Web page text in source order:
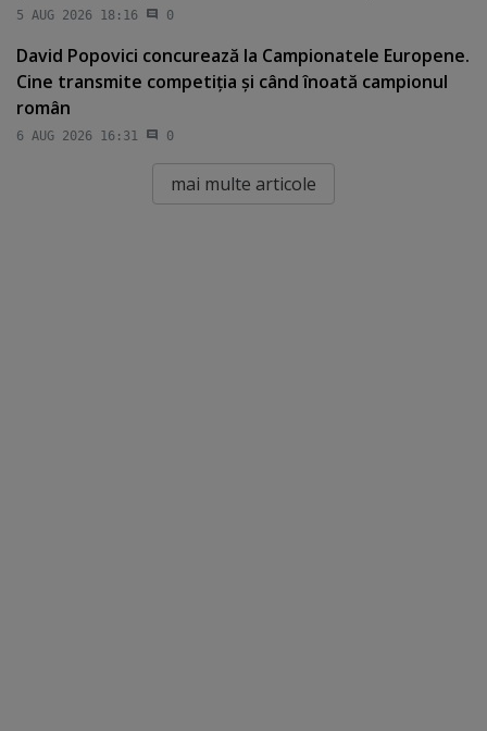
5 AUG 2026 18:16 0
David Popovici concurează la Campionatele Europene.
Cine transmite competiţia şi când înoată campionul
român
6 AUG 2026 16:31 0
mai multe articole